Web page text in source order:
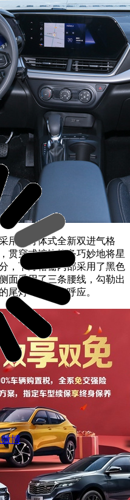
用了分体式全新双进气格
贯穿式镀铬饰条巧妙地将星
，下方格栅内部采用了黑色
面采用了三条腰线，勾勒出
尾灯与前脸相呼应。
博